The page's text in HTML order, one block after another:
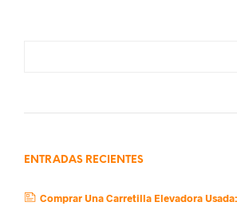
ENTRADAS RECIENTES
Comprar Una Carretilla Elevadora